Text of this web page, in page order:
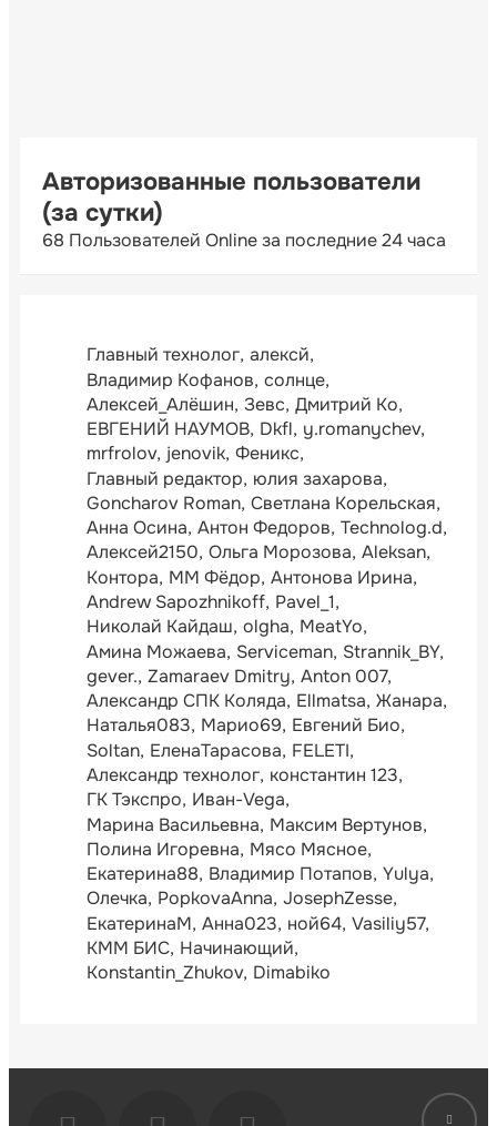
Авторизованные пользователи
(за сутки)
68 Пользователей Online за последние 24 часа
Главный технолог алексй
Владимир Кофанов солнце
Алексей_Алёшин Зевс Дмитрий Ко
ЕВГЕНИЙ НАУМОВ Dkfl y.romanychev
mrfrolov jenovik Феникс
Главный редактор юлия захарова
Goncharov Roman Светлана Корельская
Анна Осина Антон Федоров Technolog.d
Алексей2150 Ольга Морозова Aleksan
Контора ММ Фёдор Антонова Ирина
Andrew Sapozhnikoff Pavel_1
Николай Кайдаш olgha MeatYo
Амина Можаева Serviceman Strannik_BY
gever. Zamaraev Dmitry Anton 007
Александр СПК Коляда Ellmatsa Жанара
Наталья083 Марио69 Евгений Био
Soltan ЕленаТарасова FELETI
Александр технолог константин 123
ГК Тэкспро Иван-Vega
Марина Васильевна Максим Вертунов
Полина Игоревна Мясо Мясное
Екатерина88 Владимир Потапов Yulya
Олечка PopkovaAnna JosephZesse
ЕкатеринаМ Анна023 ной64 Vasiliy57
КММ БИС Начинающий
Konstantin_Zhukov Dimabiko